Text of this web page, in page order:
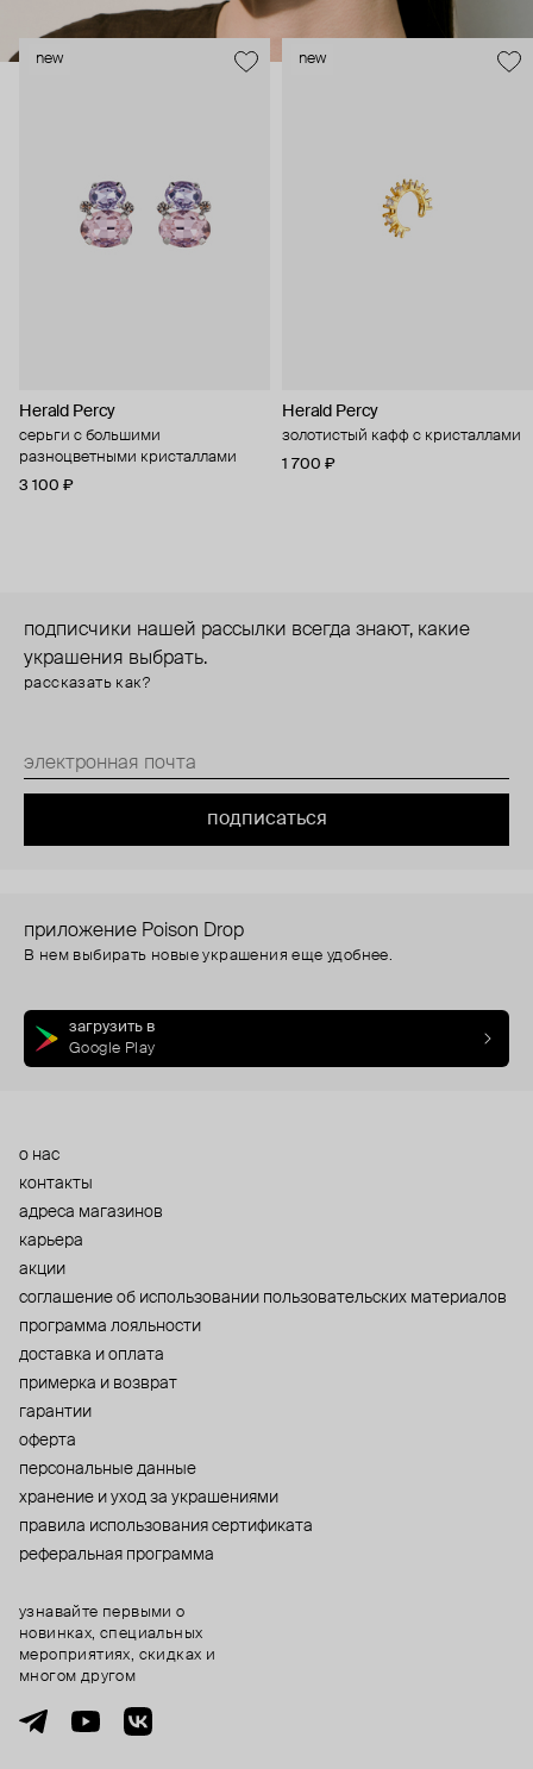
new
Herald Percy
серьги с большими
разноцветными кристаллами
3 100 ₽
new
Herald Percy
золотистый кафф с кристаллами
1 700 ₽
подписчики нашей рассылки всегда знают, какие
украшения выбрать.
рассказать как?
подписаться
приложение Poison Drop
В нем выбирать новые украшения еще удобнее.
загрузить в
Google Play
о нас
контакты
адреса магазинов
карьера
акции
cоглашение об использовании пользовательских материалов
программа лояльности
доставка и оплата
примерка и возврат
гарантии
оферта
персональные данные
хранение и уход за украшениями
правила использования сертификата
реферальная программа
узнавайте первыми о
новинках, специальных
мероприятиях, скидках и
многом другом